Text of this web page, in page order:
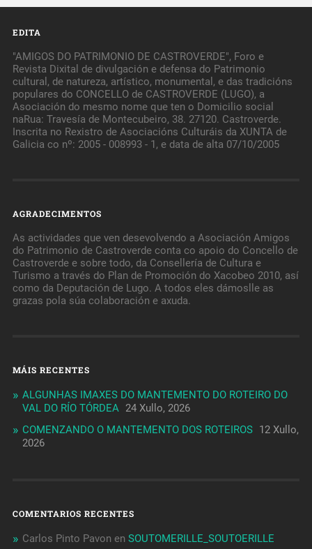
EDITA
"AMIGOS DO PATRIMONIO DE CASTROVERDE", Foro e
Revista Dixital de divulgación e defensa do Patrimonio
cultural, de natureza, artístico, monumental, e das tradicións
populares do CONCELLO de CASTROVERDE (LUGO), a
Asociación do mesmo nome que ten o Domicilio social
naRua: Travesía de Montecubeiro, 38. 27120. Castroverde.
Inscrita no Rexistro de Asociacións Culturáis da XUNTA de
Galicia co nº: 2005 - 008993 - 1, e data de alta 07/10/2005
AGRADECIMENTOS
As actividades que ven desevolvendo a Asociación Amigos
do Patrimonio de Castroverde conta co apoio do Concello de
Castroverde e sobre todo, da Consellería de Cultura e
Turismo a través do Plan de Promoción do Xacobeo 2010, así
como da Deputación de Lugo. A todos eles dámoslle as
grazas pola súa colaboración e axuda.
MÁIS RECENTES
ALGUNHAS IMAXES DO MANTEMENTO DO ROTEIRO DO
VAL DO RÍO TÓRDEA 24 Xullo, 2026
COMENZANDO O MANTEMENTO DOS ROTEIROS 12 Xullo,
2026
COMENTARIOS RECENTES
Carlos Pinto Pavon en SOUTOMERILLE_SOUTOERILLE